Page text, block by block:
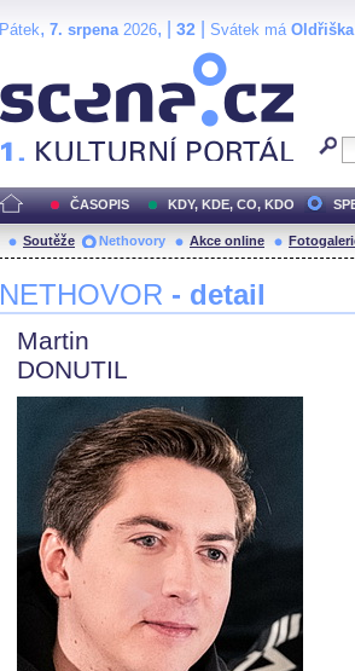
Pátek, 7. srpena2026, | 32 Svátek má Oldřiška
ČASOPIS KDY, KDE, CO, KDO
Soutěže Nethovory Akce online
NETHOVOR - detail
Martin
DONUTIL